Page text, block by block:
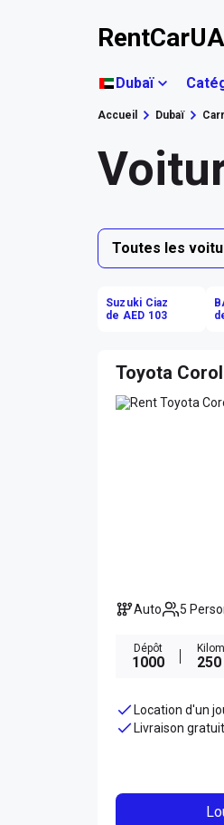
Dubaï
Accueil Dubaï
Toutes les
Suzuki Ciaz
de AED 103
Toyota
Auto 5
Dépôt
1000 250
Location d'un
Livraison